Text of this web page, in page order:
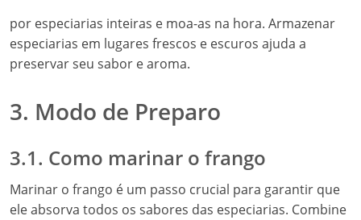
por especiarias inteiras e moa-as na hora. Armazenar
especiarias em lugares frescos e escuros ajuda a
preservar seu sabor e aroma.
3. Modo de Preparo
3.1. Como marinar o frango
Marinar o frango é um passo crucial para garantir que
ele absorva todos os sabores das especiarias. Combine